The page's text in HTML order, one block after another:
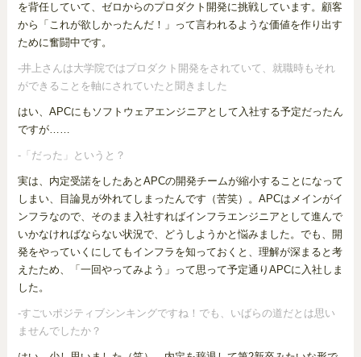
を背任していて、ゼロからのプロダクト開発に挑戦しています。顧客
から「これが欲しかったんだ！」って言われるような価値を作り出す
ために奮闘中です。
-井上さんは大学院ではプロダクト開発をされていて、就職時もそれ
ができることを軸にされていたと聞きました
はい、APCにもソフトウェアエンジニアとして入社する予定だったん
ですが……
-「だった」というと？
実は、内定受諾をしたあとAPCの開発チームが縮小することになって
しまい、目論見が外れてしまったんです（苦笑）。APCはメインがイ
ンフラなので、そのまま入社すればインフラエンジニアとして進んで
いかなければならない状況で、どうしようかと悩みました。でも、開
発をやっていくにしてもインフラを知っておくと、理解が深まると考
えたため、「一回やってみよう」って思って予定通りAPCに入社しま
した。
-すごいポジティブシンキングですね！でも、いばらの道だとは思い
ませんでしたか？